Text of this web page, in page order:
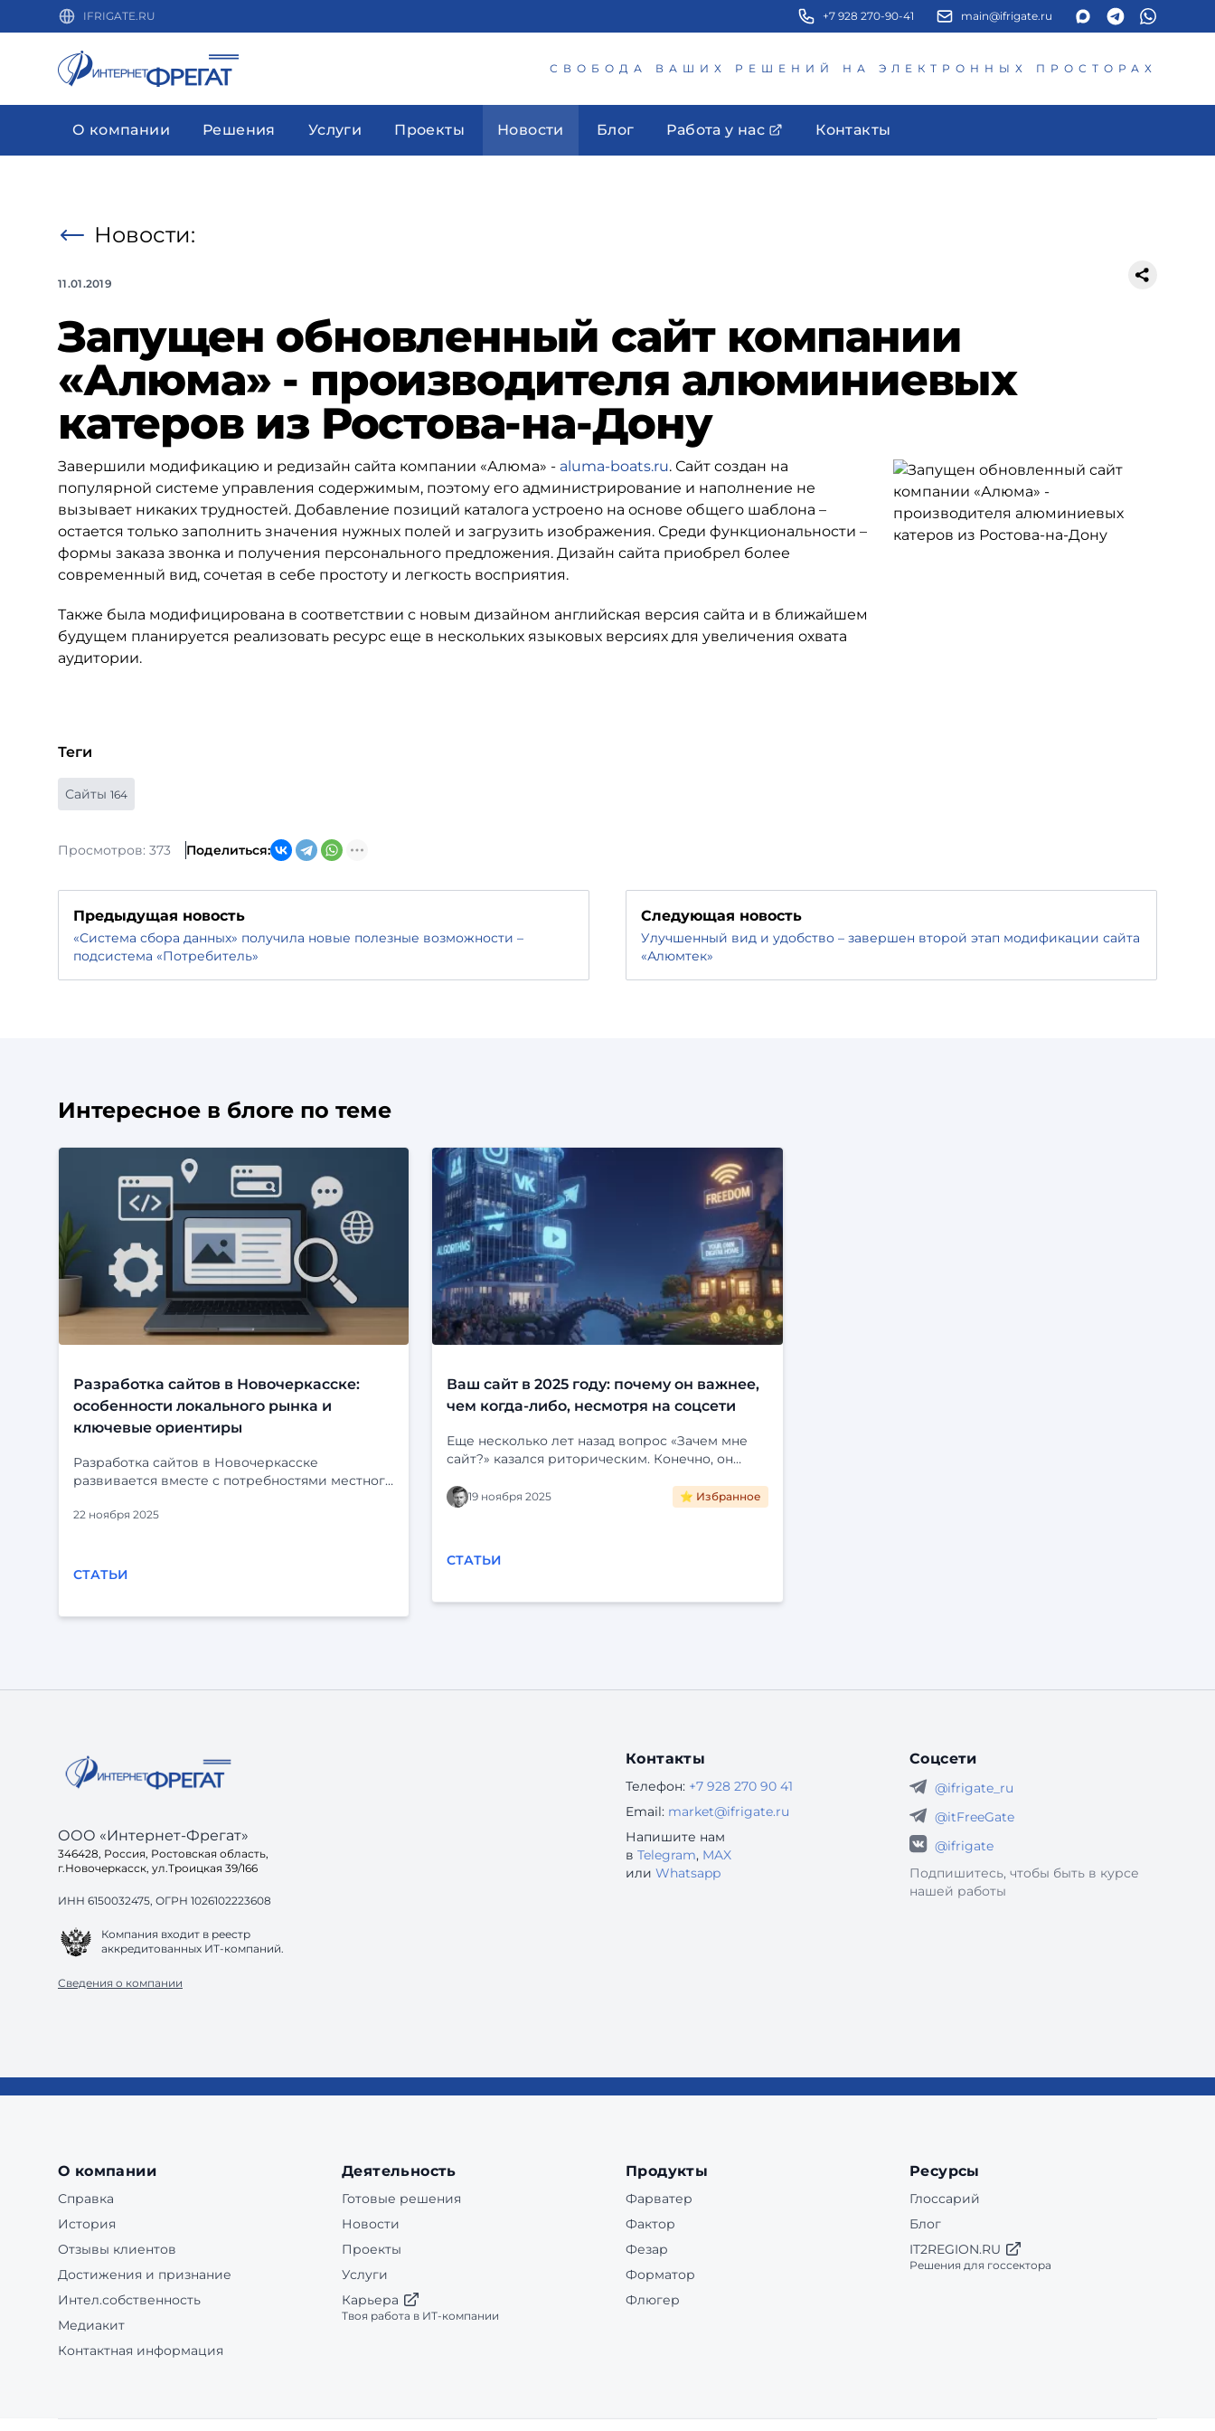
IFRIGATE.RU +7 928 270-90-41 main@ifrigate.ru
СВОБОДА ВАШИХ РЕШЕНИЙ НА ЭЛЕКТРОННЫХ ПРОСТОРАХ
О компании Решения Услуги Проекты Новости Блог Работа у нас Контакты
Новости:
11.01.2019
Запущен обновленный сайт компании
«Алюма» - производителя алюминиевых
катеров из Ростова-на-Дону
Завершили модификацию и редизайн сайта компании «Алюма» - aluma-boats.ru. Сайт создан на
популярной системе управления содержимым, поэтому его администрирование и наполнение не
вызывает никаких трудностей. Добавление позиций каталога устроено на основе общего шаблона –
остается только заполнить значения нужных полей и загрузить изображения. Среди функциональности –
формы заказа звонка и получения персонального предложения. Дизайн сайта приобрел более
современный вид, сочетая в себе простоту и легкость восприятия.
Также была модифицирована в соответствии с новым дизайном английская версия сайта и в ближайшем
будущем планируется реализовать ресурс еще в нескольких языковых версиях для увеличения охвата
аудитории.
Теги
Сайты 164
Просмотров: 373 Поделиться:
Предыдущая новость
«Система сбора данных» получила новые полезные возможности –
подсистема «Потребитель»
Следующая новость
Улучшенный вид и удобство – завершен второй этап модификации сайта
«Алюмтек»
Интересное в блоге по теме
Разработка сайтов в Новочеркасске:
особенности локального рынка и
ключевые ориентиры
Разработка сайтов в Новочеркасске
развивается вместе с потребностями местного
рамки обычных визиток и всё чаще заказывают
и внутренние системы. При этом у
22 ноября 2025
СТАТЬИ
Ваш сайт в 2025 году: почему он важнее,
чем когда-либо, несмотря на соцсети
Еще несколько лет назад вопрос «Зачем мне
сайт?» казался риторическим. Конечно, он
портфолио специалиста. Но затем мир
погрузился в социальные сети. Instagram*,
создавать отдельный сайт, если можно завести
посты, общаться с клиентами и даже продавать
собственного сайта — это ...
19 ноября 2025 ⭐ Избранное
СТАТЬИ
ООО «Интернет-Фрегат»
346428, Россия, Ростовская область,
г.Новочеркасск, ул.Троицкая 39/166
ИНН 6150032475, ОГРН 1026102223608
Компания входит в реестр
аккредитованных ИТ-компаний.
Сведения о компании
Контакты
Телефон: +7 928 270 90 41
Email: market@ifrigate.ru
Напишите нам
в Telegram, MAX
или Whatsapp
Соцсети
@ifrigate_ru
@itFreeGate
@ifrigate
Подпишитесь, чтобы быть в курсе
нашей работы
О компании
Справка
История
Отзывы клиентов
Достижения и признание
Интел.собственность
Медиакит
Контактная информация
Деятельность
Готовые решения
Новости
Проекты
Услуги
Карьера
Твоя работа в ИТ-компании
Продукты
Фарватер
Фактор
Фезар
Форматор
Флюгер
Ресурсы
Глоссарий
Блог
IT2REGION.RU
Решения для госсектора